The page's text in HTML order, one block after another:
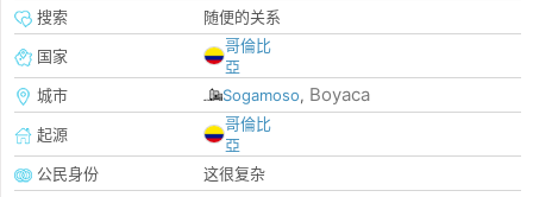
搜索
随便的关系
国家
哥倫比
亞
城市
Sogamoso, Boyaca
起源
哥倫比
亞
公民身份
这很复杂